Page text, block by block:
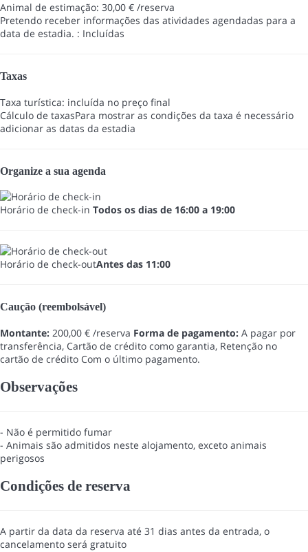
Animal de estimação: 30,00 € /reserva
Pretendo receber informações das atividades agendadas para a
data de estadia. : Incluídas
Taxas
Taxa turística: incluída no preço final
Cálculo de taxasPara mostrar as condições da taxa é necessário
adicionar as datas da estadia
Organize a sua agenda
Horário de check-in Todos os dias de 16:00 a 19:00
Horário de check-outAntes das 11:00
Caução (reembolsável)
Montante: 200,00 € /reserva Forma de pagamento: A pagar por
transferência, Cartão de crédito como garantia, Retenção no
cartão de crédito Com o último pagamento.
Observações
- Não é permitido fumar
- Animais são admitidos neste alojamento, exceto animais
perigosos
Condições de reserva
A partir da data da reserva até 31 dias antes da entrada, o
cancelamento será gratuito